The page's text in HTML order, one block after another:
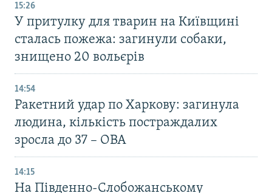
15:26
У притулку для тварин на Київщині
сталась пожежа: загинули собаки,
знищено 20 вольєрів
14:54
Ракетний удар по Харкову: загинула
людина, кількість постраждалих
зросла до 37 – ОВА
14:15
На Південно-Слобожанському